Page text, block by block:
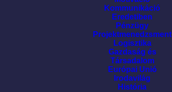
Kommunikáció
Eredetiben
Pénzügy
Projektmenedzsment
Logisztika
Gazdaság és
Társadalom
Európai Unió
Irodavilág
História